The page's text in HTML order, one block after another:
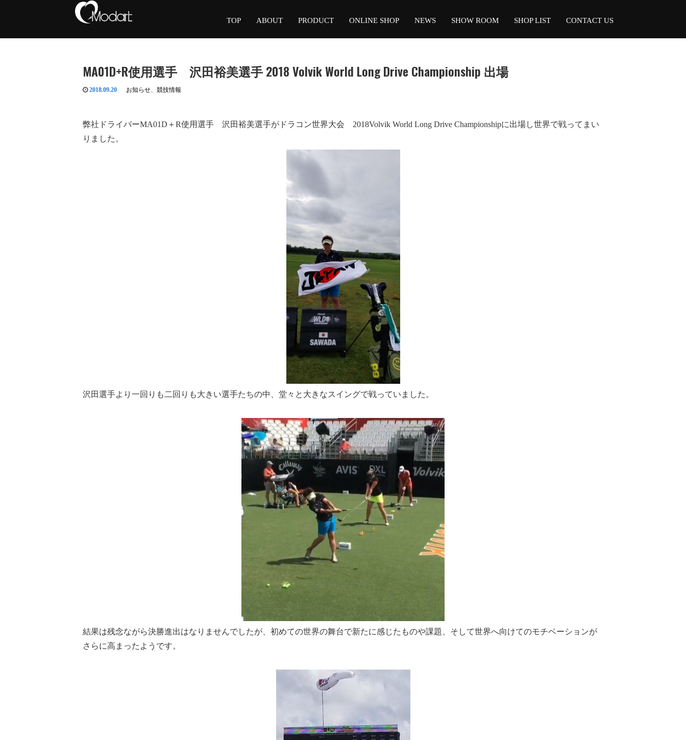
TOP ABOUT PRODUCT ONLINE SHOP NEWS SHOW ROOM SHOP LIST CONTACT US
MA01D+R使用選手 沢田裕美選手 2018 Volvik World Long Drive Championship 出場
2018.09.20 お知らせ、 競技情報
弊社ドライバーMA01D＋R使用選手 沢田裕美選手がドラコン世界大会 2018Volvik World Long Drive Championshipに出場し世界で戦ってまい
りました。
沢田選手より一回りも二回りも大きい選手たちの中、堂々と大きなスイングで戦っていました。
結果は残念ながら決勝進出はなりませんでしたが、初めての世界の舞台で新たに感じたものや課題、そして世界へ向けてのモチベーションが
さらに高まったようです。